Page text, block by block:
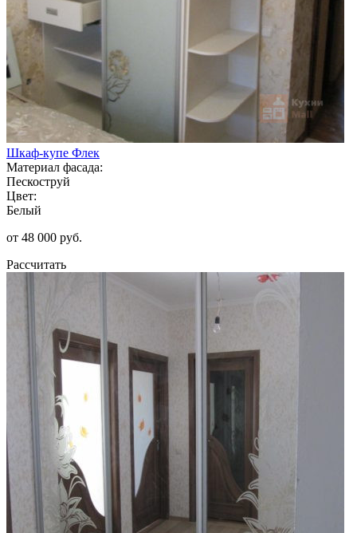
Шкаф-купе Флек
Материал фасада:
Пескоструй
Цвет:
Белый
от 48 000 руб.
Рассчитать